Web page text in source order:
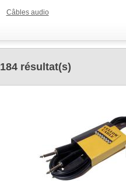
Câbles audio
184 résultat(s)